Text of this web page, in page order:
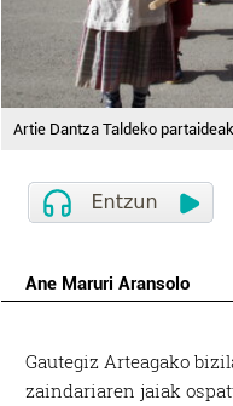
Artie Dantza Taldeko
Ane Maruri Aransolo
Gautegiz Arteagako
zaindariaren jaiak